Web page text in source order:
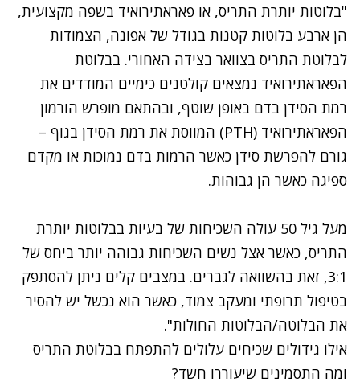
"בלוטות יותרת התריס, או פאראתירואיד בשפה מקצועית,
הן ארבע בלוטות קטנות בגודל של אפונה, הצמודות
לבלוטת התריס בצוואר בצידה האחורי. בבלוטת
הפאראתירואיד נמצאים קולטנים כימיים המודדים את
רמת הסידן בדם באופן שוטף, ובהתאם מופרש הורמון
הפאראתירואיד (PTH) המווסת את רמת הסידן בגוף –
גורם להפרשת סידן כאשר הרמות בדם נמוכות או מקדם
ספיגה כאשר הן גבוהות.
מעל גיל 50 עולה השכיחות של בעיות בבלוטות יותרת
התריס, כאשר אצל נשים השכיחות גבוהה יותר ביחס של
3:1, זאת בהשוואה לגברים. במצבים קלים ניתן להסתפק
בטיפול תרופתי ומעקב צמוד, כאשר הוא נכשל יש להסיר
את הבלוטה/הבלוטות החולות".
אילו גידולים שכיחים עלולים להתפתח בבלוטת התריס
ומה התסמינים שיעוררו חשד?